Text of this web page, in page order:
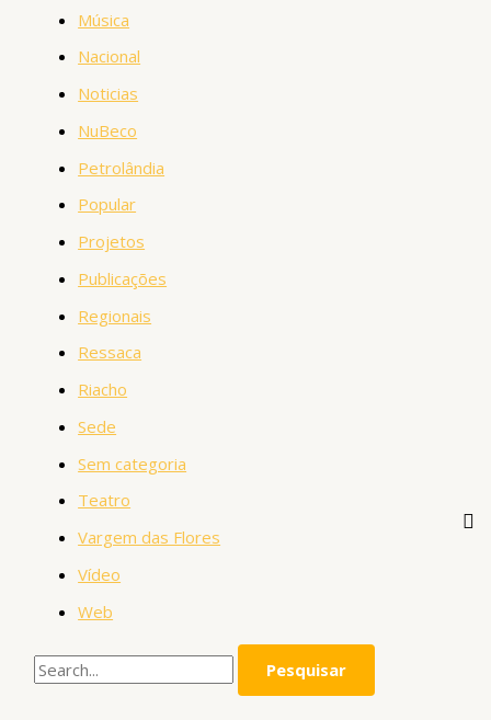
Música
Nacional
Noticias
NuBeco
Petrolândia
Popular
Projetos
Publicações
Regionais
Ressaca
Riacho
Sede
Sem categoria
Teatro
Vargem das Flores
Vídeo
Web